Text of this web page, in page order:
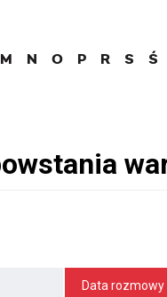
M N O P R S Ś
Data rozmowy